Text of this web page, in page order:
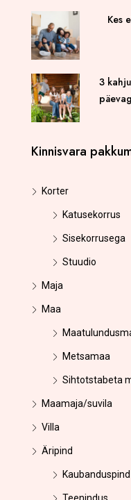
Kes
3
Kinnisvara
Korter
Katusekorrus
Sisekorrusega
Stuudio
Maja
Maa
Metsamaa
Sihtotstabeta
Maamaja/suvila
Villa
Äripind
Kaubanduspind